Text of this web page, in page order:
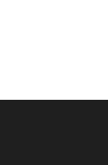
manje